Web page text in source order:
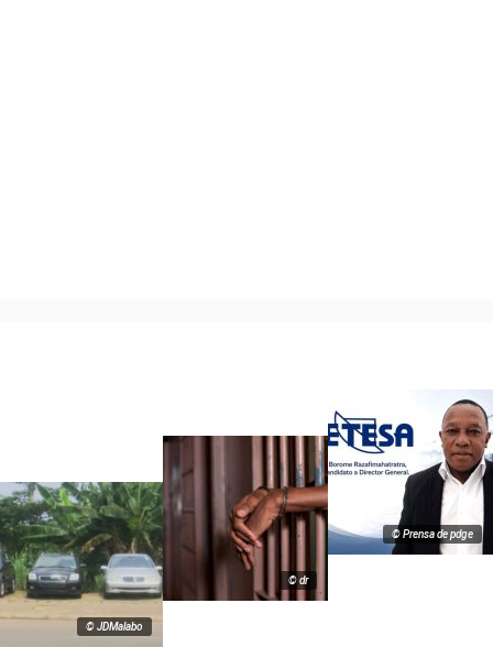
© Prensa de pdge
© dr
© JDMalabo